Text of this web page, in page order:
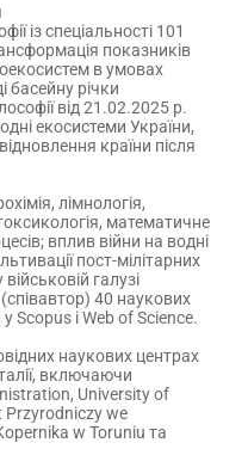
із спеціальності 101
показників
в умовах
басейну річки
від 21.02.2025 р.
екосистеми України,
країни після
лімнологія,
математичне
вплив війни на водні
пост-мілітарних
галузі
40 наукових
Scopus і Web of Science.
наукових центрах
включаючи
University of
Przyrodniczy we
w Toruniu та